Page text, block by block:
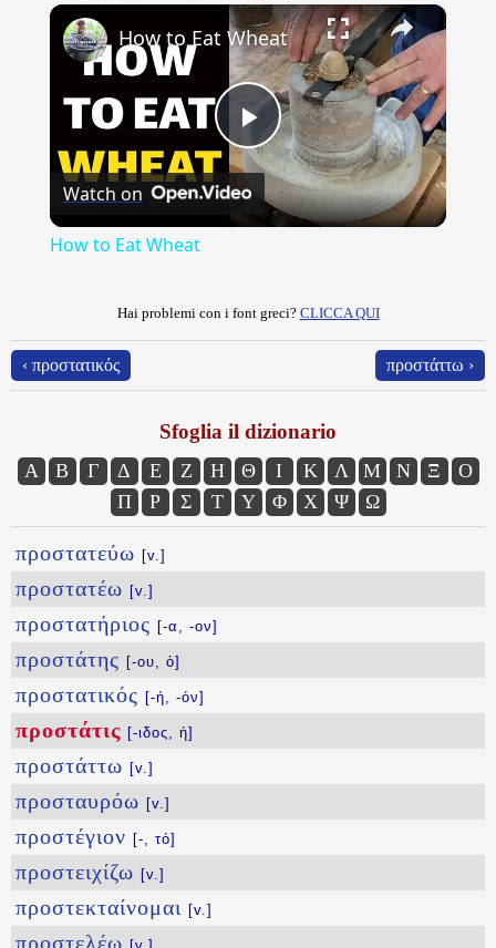
Fullscreen ×
Play
Video
How to Eat Wheat
Watch on
How to Eat Wheat
Hai problemi con i font greci? CLICCA QUI
‹ προστατικός προστάττω ›
Sfoglia il dizionario
Α Β Γ Δ Ε Ζ Η Θ Ι Κ Λ Μ Ν Ξ
Ο
Π
Ρ Σ Τ Υ Φ Χ Ψ Ω
προστατεύω [v.]
προστατέω [v.]
προστατήριος [-α, -ον]
προστάτης [-ου, ὁ]
προστατικός [-ή, -όν]
προστάτις [-ιδος, ἡ]
προστάττω [v.]
προσταυρόω [v.]
προστέγιον [-, τό]
προστειχίζω [v.]
προστεκταίνομαι [v.]
προστελέω